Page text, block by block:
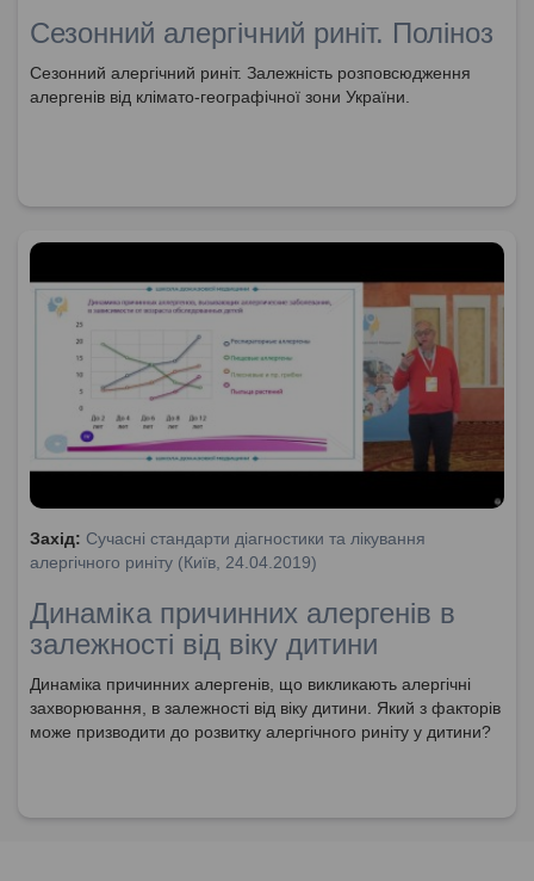
Сезонний алергічний риніт. Поліноз
Сезонний алергічний риніт. Залежність розповсюдження
алергенів від клімато-географічної зони України.
Захід: Сучасні стандарти діагностики та лікування
алергічного риніту (Київ, 24.04.2019)
Динаміка причинних алергенів в
залежності від віку дитини
Динаміка причинних алергенів, що викликають алергічні
захворювання, в залежності від віку дитини. Який з факторів
може призводити до розвитку алергічного риніту у дитини?